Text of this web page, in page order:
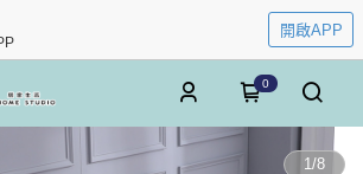
開啟APP
0
1/8